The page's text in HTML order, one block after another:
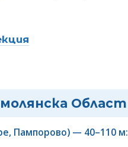
Област
Пампорово) — 40–110 м: